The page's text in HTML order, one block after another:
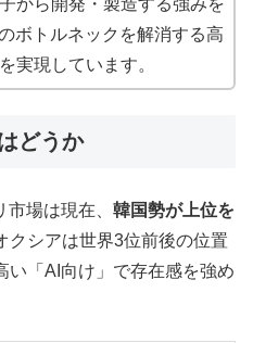
から開発・製造する強みを
ボトルネックを解消する高
実現しています。
どうか
場は現在、 韓国勢が上位を
クシアは世界3位前後の位置
い「AI向け」で存在感を強め